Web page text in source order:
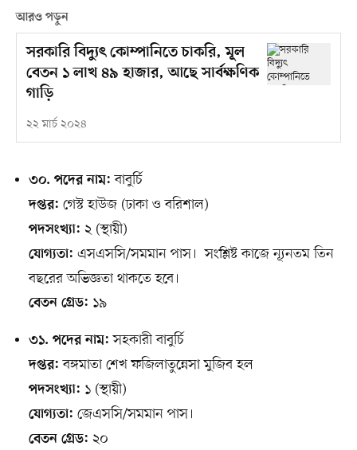
আরও পড়ুন
সরকারি বিদ্যুৎ কোম্পানিতে চাকরি, মূল
বেতন ১ লাখ ৪৯ হাজার, আছে সার্বক্ষণিক
গাড়ি
২২ মার্চ ২০২৪
৩০. পদের নাম: বাবুর্চি
দপ্তর: গেস্ট হাউজ (ঢাকা ও বরিশাল)
পদসংখ্যা: ২ (স্থায়ী)
যোগ্যতা: এসএসসি/সমমান পাস। সংশ্লিষ্ট কাজে ন্যূনতম তিন
বছরের অভিজ্ঞতা থাকতে হবে।
বেতন গ্রেড: ১৯
৩১. পদের নাম: সহকারী বাবুর্চি
দপ্তর: বঙ্গমাতা শেখ ফজিলাতুন্নেসা মুজিব হল
পদসংখ্যা: ১ (স্থায়ী)
যোগ্যতা: জেএসসি/সমমান পাস।
বেতন গ্রেড: ২০